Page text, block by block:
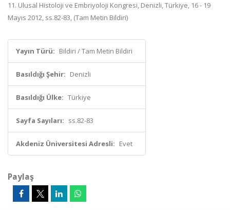
11. Ulusal Histoloji ve Embriyoloji Kongresi, Denizli, Türkiye, 16 - 19
Mayıs 2012, ss.82-83, (Tam Metin Bildiri)
Yayın Türü: Bildiri / Tam Metin Bildiri
Basıldığı Şehir: Denizli
Basıldığı Ülke: Türkiye
Sayfa Sayıları: ss.82-83
Akdeniz Üniversitesi Adresli: Evet
Paylaş